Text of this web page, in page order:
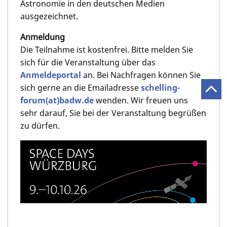
Astronomie in den deutschen Medien
ausgezeichnet.
Anmeldung
Die Teilnahme ist kostenfrei. Bitte melden Sie
sich für die Veranstaltung über das
Anmeldeportal an. Bei Nachfragen können Sie
sich gerne an die Emailadresseschelling-
forum(at)badw.dewenden. Wir freuen uns
sehr darauf, Sie bei der Veranstaltung begrüßen
zu dürfen.